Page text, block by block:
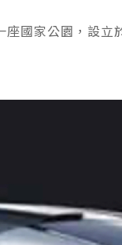
國家公園，設立